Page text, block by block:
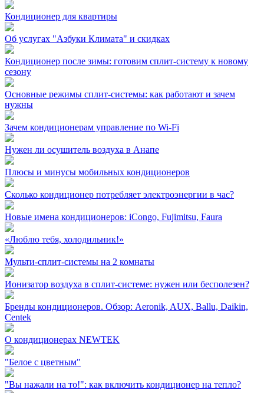
Кондиционер для квартиры
Об услугах "Азбуки Климата" и скидках
Кондиционер после зимы: готовим сплит-систему к новому
сезону
Основные режимы сплит-системы: как работают и зачем
нужны
Зачем кондиционерам управление по Wi-Fi
Нужен ли осушитель воздуха в Анапе
Плюсы и минусы мобильных кондиционеров
Сколько кондиционер потребляет электроэнергии в час?
Новые имена кондиционеров: iCongo, Fujimitsu, Faura
«Люблю тебя, холодильник!»
Мульти-сплит-системы на 2 комнаты
Ионизатор воздуха в сплит-системе: нужен или бесполезен?
Бренды кондиционеров. Обзор: Aeronik, AUX, Ballu, Daikin,
Centek
О кондиционерах NEWTEK
"Белое с цветным"
"Вы нажали на то!": как включить кондиционер на тепло?